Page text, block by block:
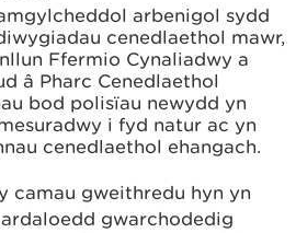
arbenigol sydd
cenedlaethol mawr,
Ffermio Cynaliadwy a
â Pharc Cenedlaethol
bod polisïau newydd yn
i fyd natur ac yn
cenedlaethol ehangach.
camau gweithredu hyn yn
gwarchodedig